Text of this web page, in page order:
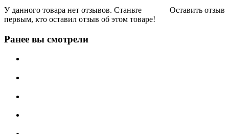
Оставить отзыв
У данного товара нет отзывов. Станьте
первым, кто оставил отзыв об этом товаре!
Ранее вы смотрели